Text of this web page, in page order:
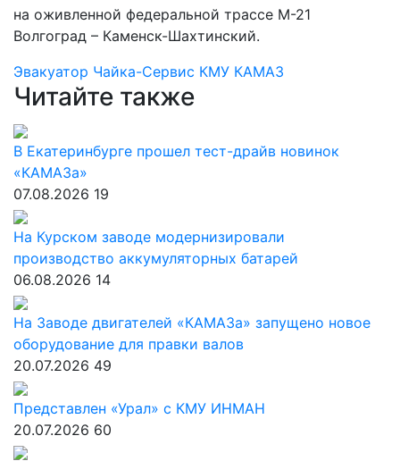
на оживленной федеральной трассе М-21
Волгоград – Каменск-Шахтинский.
Эвакуатор Чайка-Сервис КМУ КАМАЗ
Читайте также
В Екатеринбурге прошел тест-драйв новинок
«КАМАЗа»
07.08.2026 19
На Курском заводе модернизировали
производство аккумуляторных батарей
06.08.2026 14
На Заводе двигателей «КАМАЗа» запущено новое
оборудование для правки валов
20.07.2026 49
Представлен «Урал» с КМУ ИНМАН
20.07.2026 60